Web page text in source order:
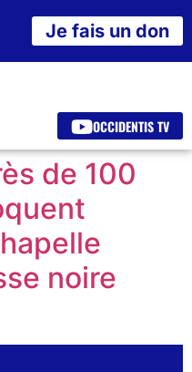
Je fais un don
OCCIDENTIS TV
de 100
noire